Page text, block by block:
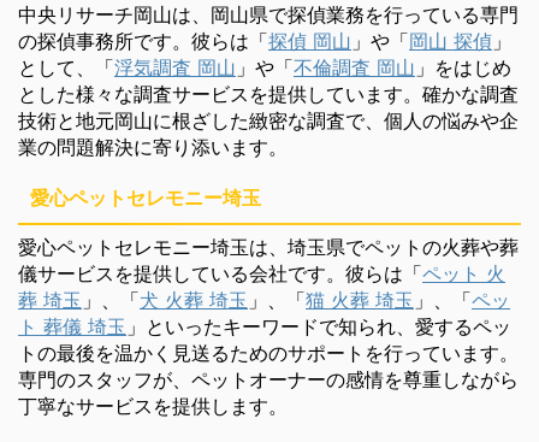
中央リサーチ岡山は、岡山県で探偵業務を行っている専門
の探偵事務所です。彼らは「探偵 岡山 」や「岡山 探偵 」
として、「浮気調査 岡山 」や「不倫調査 岡山 」をはじめ
とした様々な調査サービスを提供しています。確かな調査
技術と地元岡山に根ざした緻密な調査で、個人の悩みや企
業の問題解決に寄り添います。
愛心ペットセレモニー埼玉
愛心ペットセレモニー埼玉は、埼玉県でペットの火葬や葬
儀サービスを提供している会社です。彼らは「ペット 火
葬 埼玉 」、「犬 火葬 埼玉 」、「猫 火葬 埼玉 」、「ペッ
ト 葬儀 埼玉 」といったキーワードで知られ、愛するペッ
トの最後を温かく見送るためのサポートを行っています。
専門のスタッフが、ペットオーナーの感情を尊重しながら
丁寧なサービスを提供します。